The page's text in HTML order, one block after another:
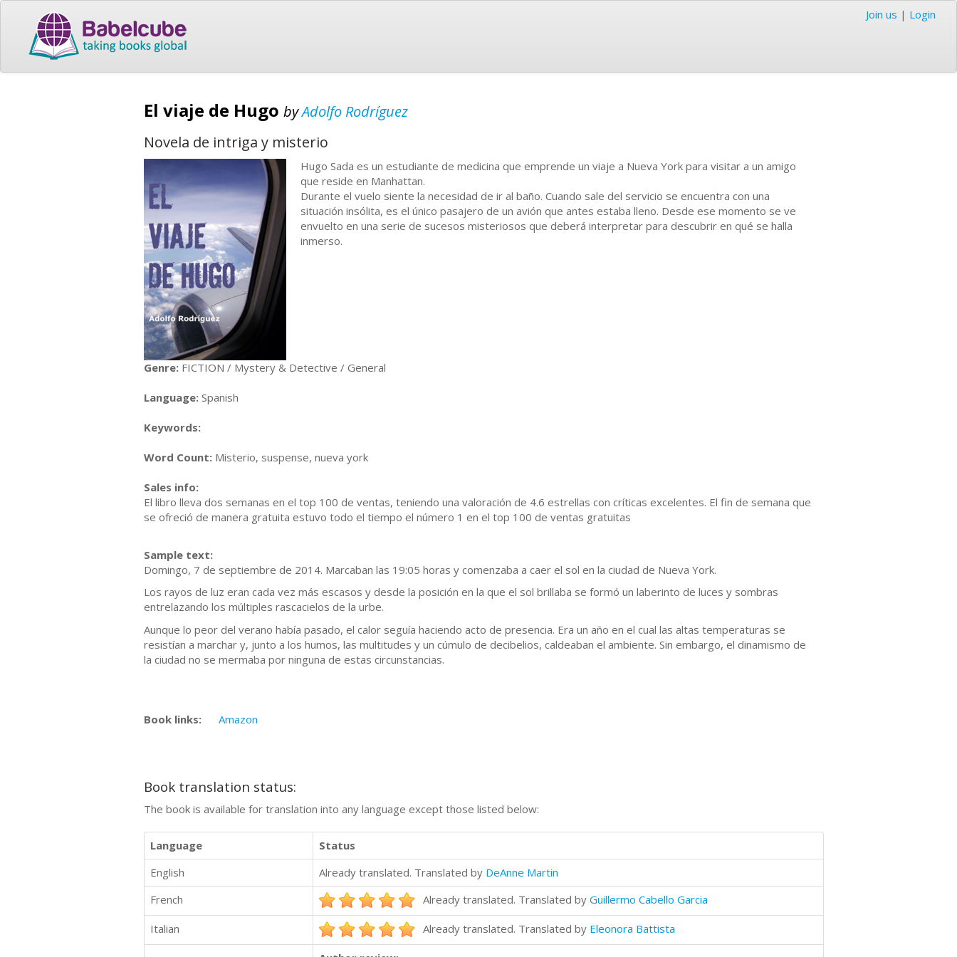
Join us | Login
El viaje de Hugo byAdolfo Rodríguez
Novela de intriga y misterio
Hugo Sada es un estudiante de medicina que emprende un viaje a Nueva York para visitar a un amigo
que reside en Manhattan.
Durante el vuelo siente la necesidad de ir al baño. Cuando sale del servicio se encuentra con una
situación insólita, es el único pasajero de un avión que antes estaba lleno. Desde ese momento se ve
envuelto en una serie de sucesos misteriosos que deberá interpretar para descubrir en qué se halla
inmerso.
Genre: FICTION / Mystery & Detective / General
Language: Spanish
Keywords:
Word Count: Misterio, suspense, nueva york
Sales info:
El libro lleva dos semanas en el top 100 de ventas, teniendo una valoración de 4.6 estrellas con críticas excelentes. El fin de semana que
se ofreció de manera gratuita estuvo todo el tiempo el número 1 en el top 100 de ventas gratuitas
Sample text:
Domingo, 7 de septiembre de 2014. Marcaban las 19:05 horas y comenzaba a caer el sol en la ciudad de Nueva York.
Los rayos de luz eran cada vez más escasos y desde la posición en la que el sol brillaba se formó un laberinto de luces y sombras
entrelazando los múltiples rascacielos de la urbe.
Aunque lo peor del verano había pasado, el calor seguía haciendo acto de presencia. Era un año en el cual las altas temperaturas se
resistían a marchar y, junto a los humos, las multitudes y un cúmulo de decibelios, caldeaban el ambiente. Sin embargo, el dinamismo de
la ciudad no se mermaba por ninguna de estas circunstancias.
Book links: Amazon
Book translation status:
The book is available for translation into any language except those listed below:
Language
Status
English
Already translated. Translated by DeAnne Martin
French
Already translated. Translated by Guillermo Cabello Garcia
Italian Already translated. Translated by Eleonora Battista